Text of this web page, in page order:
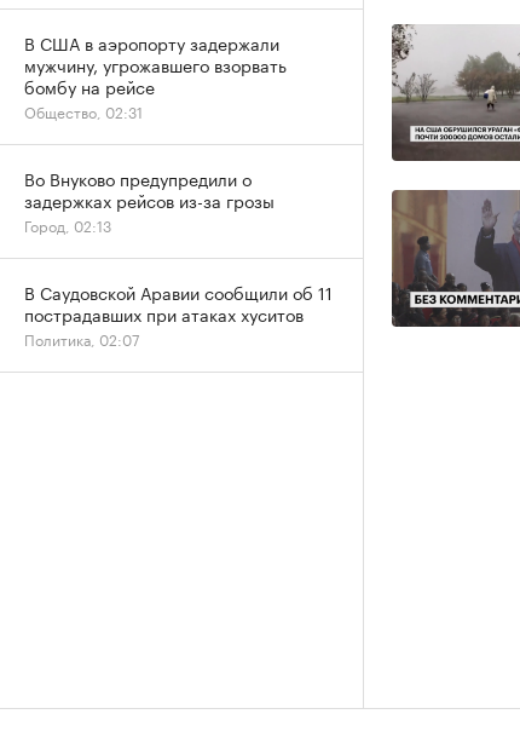
В США в аэропорту задержали
мужчину, угрожавшего взорвать
бомбу на рейсе
Общество, 02:31
Во Внуково предупредили о
задержках рейсов из-за грозы
Город, 02:13
В Саудовской Аравии сообщили об 11
пострадавших при атаках хуситов
Политика, 02:07